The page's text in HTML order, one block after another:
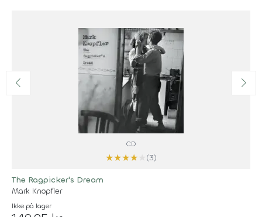
CD
★★★★
(3)
The Ragpicker's Dream
Mark Knopfler
Ikke på lager